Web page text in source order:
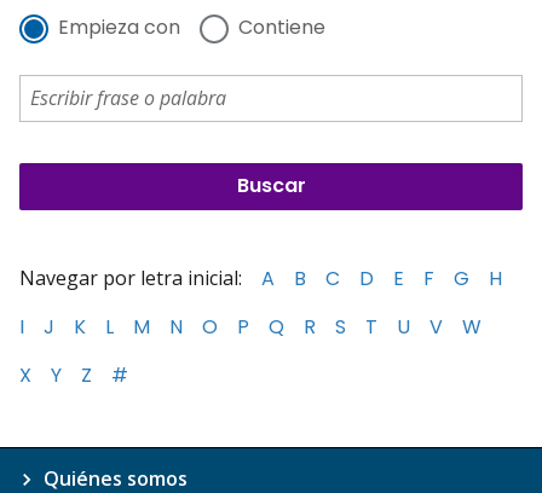
Empieza con Contiene
Navegar por letra inicial: A B C D E F G
H
I
J K L M N O P Q R S T U V
W
X
Y Z #
Quiénes somos